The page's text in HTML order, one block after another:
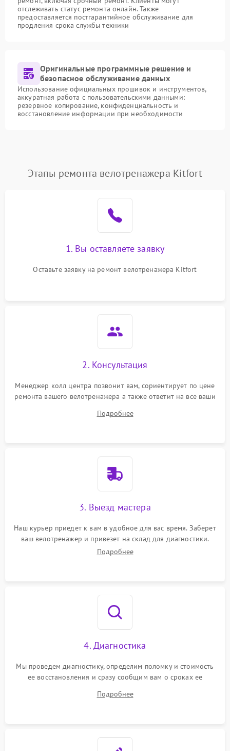
отслеживать статус ремонта онлайн. Также
предоставляется постгарантийное обслуживание для
продления срока службы техники
Оригинальные программные решение и
безопасное обслуживание данных
Использование официальных прошивок и инструментов,
аккуратная работа с пользовательскими данными:
резервное копирование, конфиденциальность и
восстановление информации при необходимости
Этапы ремонта велотренажера Kitfort
1. Вы оставляете заявку
Оставьте заявку на ремонт велотренажера Kitfort
2. Консультация
Менеджер колл центра позвонит вам, сориентирует по цене
ремонта вашего велотренажера а также ответит на все ваши
Подробнее
3. Выезд мастера
Наш курьер приедет к вам в удобное для вас время. Заберет
ваш велотренажер и привезет на склад для диагностики.
Подробнее
4. Диагностика
Мы проведем диагностику, определим поломку и стоимость
ее восстановления и сразу сообщим вам о сроках ее
Подробнее